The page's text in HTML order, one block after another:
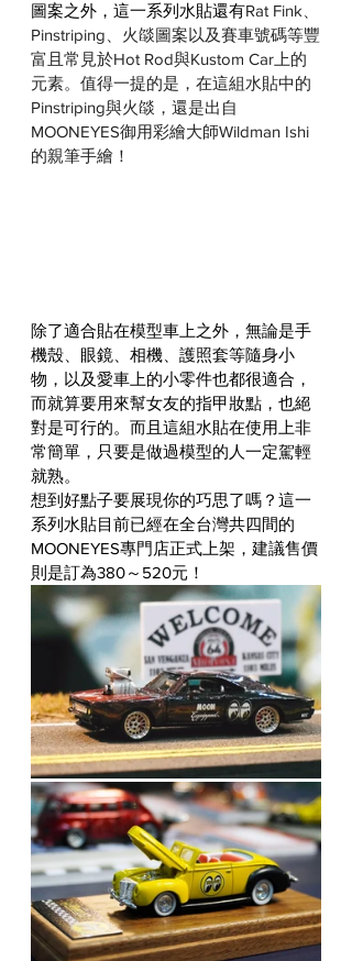
圖案之外，這一系列水貼還有Rat Fink、
Pinstriping、火燄圖案以及賽車號碼等豐
富且常見於Hot Rod與Kustom Car上的
元素。值得一提的是，在這組水貼中的
Pinstriping與火燄，還是出自
MOONEYES御用彩繪大師Wildman Ishi
的親筆手繪！
除了適合貼在模型車上之外，無論是手
機殼、眼鏡、相機、護照套等隨身小
物，以及愛車上的小零件也都很適合，
而就算要用來幫女友的指甲妝點，也絕
對是可行的。而且這組水貼在使用上非
常簡單，只要是做過模型的人一定駕輕
就熟。
想到好點子要展現你的巧思了嗎？這一
系列水貼目前已經在全台灣共四間的
MOONEYES專門店正式上架，建議售價
則是訂為380～520元！